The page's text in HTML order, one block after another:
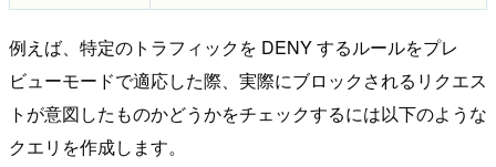
例えば、特定のトラフィックを DENY するルールをプレ
ビューモードで適応した際、実際にブロックされるリクエス
トが意図したものかどうかをチェックするには以下のような
クエリを作成します。